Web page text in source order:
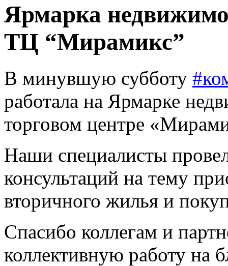
Ярмарка
ТЦ “Мирамикс”
В минувшую субботу
работала на Ярмарке
торговом центре
Наши специалисты
консультаций на тему
вторичного жилья и
Спасибо коллегам и
коллективную работу на